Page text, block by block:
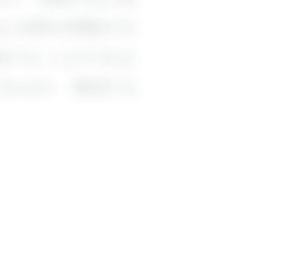
回答を閲覧する
ることができま
ます。登録する